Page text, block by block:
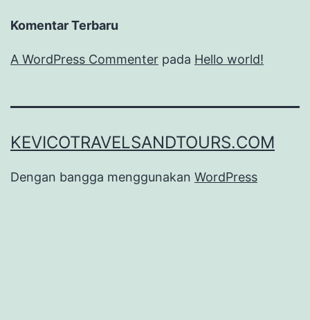
Komentar Terbaru
A WordPress Commenter pada Hello world!
KEVICOTRAVELSANDTOURS.COM
Dengan bangga menggunakan WordPress